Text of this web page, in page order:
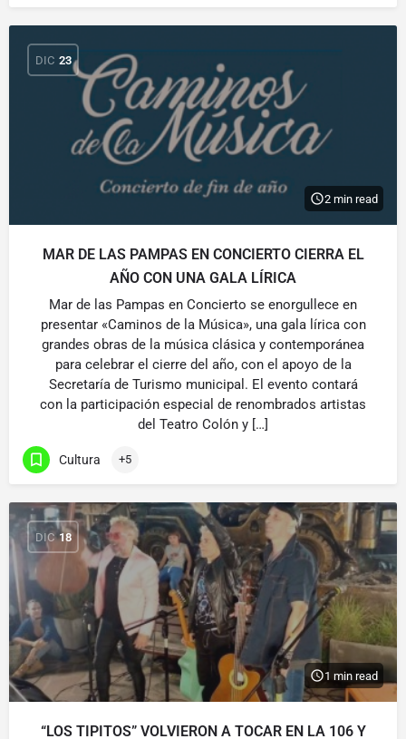
DIC 23
2 min read
MAR DE LAS PAMPAS EN CONCIERTO CIERRA EL
AÑO CON UNA GALA LÍRICA
Mar de las Pampas en Concierto se enorgullece en
presentar «Caminos de la Música», una gala lírica con
grandes obras de la música clásica y contemporánea
para celebrar el cierre del año, con el apoyo de la
Secretaría de Turismo municipal. El evento contará
con la participación especial de renombrados artistas
del Teatro Colón y […]
Cultura +5
DIC 18
1 min read
“LOS TIPITOS” VOLVIERON A TOCAR EN LA 106 Y